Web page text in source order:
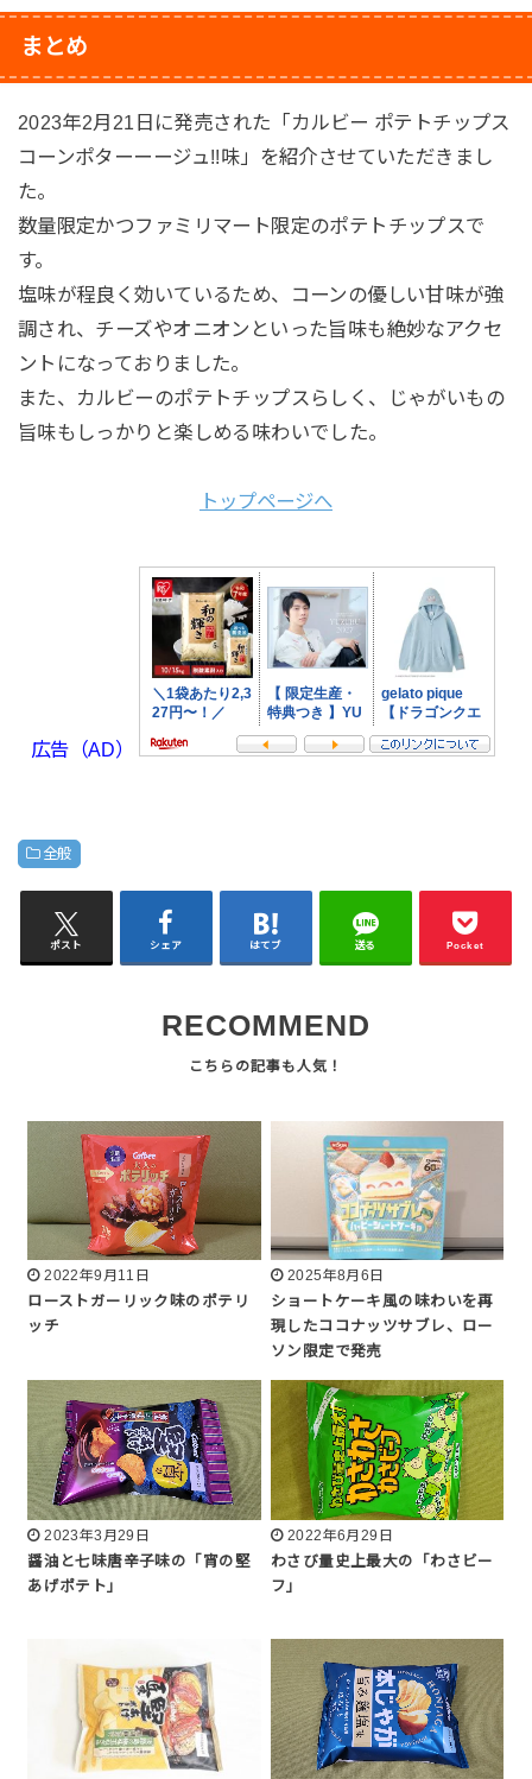
まとめ
2023年2月21日に発売された「カルビー ポテトチップス
コーンポターーージュ!!味」を紹介させていただきまし
た。
数量限定かつファミリマート限定のポテトチップスで
す。
塩味が程良く効いているため、コーンの優しい甘味が強
調され、チーズやオニオンといった旨味も絶妙なアクセ
ントになっておりました。
また、カルビーのポテトチップスらしく、じゃがいもの
旨味もしっかりと楽しめる味わいでした。
トップページへ
広告（AD）
全般
ポスト シェア はてブ 送る Pocket
RECOMMEND
2022年9月11日
ローストガーリック味のポテリ
ッチ
2025年8月6日
ショートケーキ風の味わいを再
現したココナッツサブレ、ロー
ソン限定で発売
2023年3月29日
醤油と七味唐辛子味の「宵の堅
あげポテト」
2022年6月29日
わさび量史上最大の「わさビー
フ」